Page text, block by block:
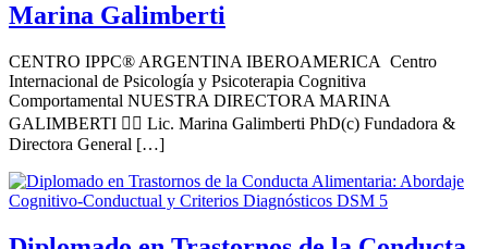
Marina Galimberti
CENTRO IPPC® ARGENTINA IBEROAMERICA Centro
Internacional de Psicología y Psicoterapia Cognitiva
Comportamental NUESTRA DIRECTORA MARINA
GALIMBERTI 👩‍⚕️ Lic. Marina Galimberti PhD(c) Fundadora &
Directora General […]